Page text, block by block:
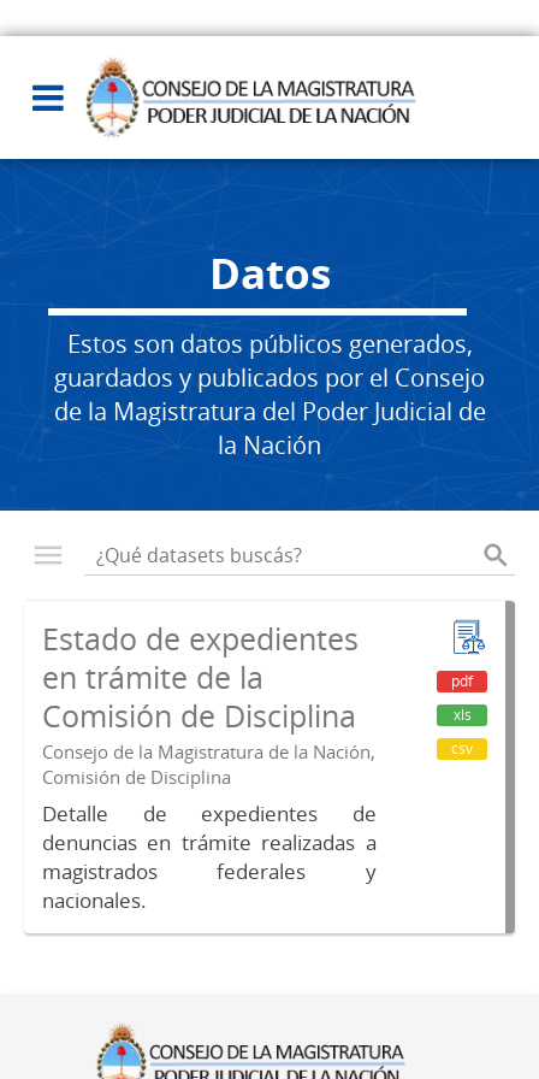
Datos
Estos son datos públicos generados,
guardados y publicados por el Consejo
de la Magistratura del Poder Judicial de
la Nación
Estado de expedientes
en trámite de la
Comisión de Disciplina
Consejo de la Magistratura de la Nación,
Comisión de Disciplina
Detalle de expedientes de
denuncias en trámite realizadas a
magistrados federales y
nacionales.
pdf
xls
csv